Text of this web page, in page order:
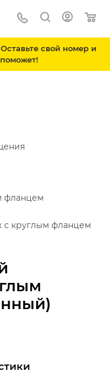
свой номер и
фланцем
с круглым фланцем